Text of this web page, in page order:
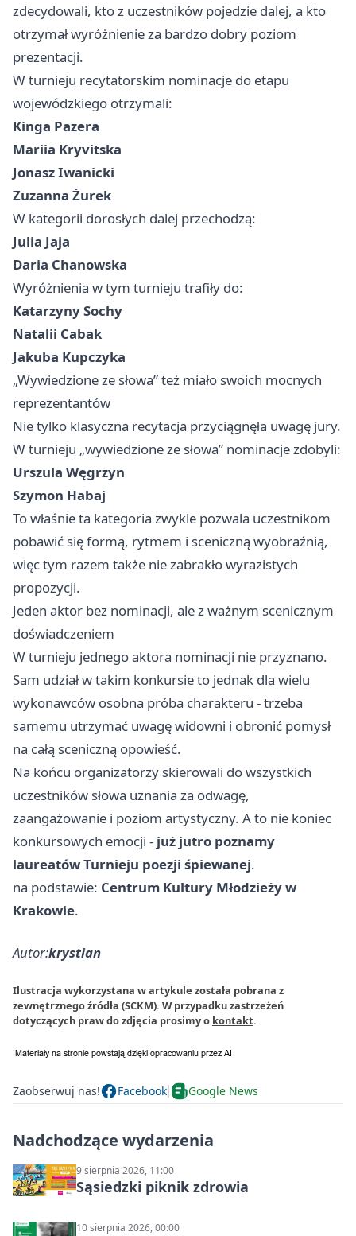
zdecydowali, kto z uczestników pojedzie dalej, a kto
otrzymał wyróżnienie za bardzo dobry poziom
prezentacji.
W turnieju recytatorskim nominacje do etapu
wojewódzkiego otrzymali:
Kinga Pazera
Mariia Kryvitska
Jonasz Iwanicki
Zuzanna Żurek
W kategorii dorosłych dalej przechodzą:
Julia Jaja
Daria Chanowska
Wyróżnienia w tym turnieju trafiły do:
Katarzyny Sochy
Natalii Cabak
Jakuba Kupczyka
„Wywiedzione ze słowa” też miało swoich mocnych
reprezentantów
Nie tylko klasyczna recytacja przyciągnęła uwagę jury.
W turnieju „wywiedzione ze słowa” nominacje zdobyli:
Urszula Węgrzyn
Szymon Habaj
To właśnie ta kategoria zwykle pozwala uczestnikom
pobawić się formą, rytmem i sceniczną wyobraźnią,
więc tym razem także nie zabrakło wyrazistych
propozycji.
Jeden aktor bez nominacji, ale z ważnym scenicznym
doświadczeniem
W turnieju jednego aktora nominacji nie przyznano.
Sam udział w takim konkursie to jednak dla wielu
wykonawców osobna próba charakteru - trzeba
samemu utrzymać uwagę widowni i obronić pomysł
na całą sceniczną opowieść.
Na końcu organizatorzy skierowali do wszystkich
uczestników słowa uznania za odwagę,
zaangażowanie i poziom artystyczny. A to nie koniec
konkursowych emocji - już jutro poznamy
laureatów Turnieju poezji śpiewanej.
na podstawie: Centrum Kultury Młodzieży w
Krakowie.
Autor:krystian
Ilustracja wykorzystana w artykule została pobrana z
zewnętrznego źródła (SCKM). W przypadku zastrzeżeń
dotyczących praw do zdjęcia prosimy o kontakt.
Zaobserwuj nas! Facebook Google News
Nadchodzące wydarzenia
9 sierpnia 2026, 11:00
Sąsiedzki piknik zdrowia
10 sierpnia 2026, 00:00